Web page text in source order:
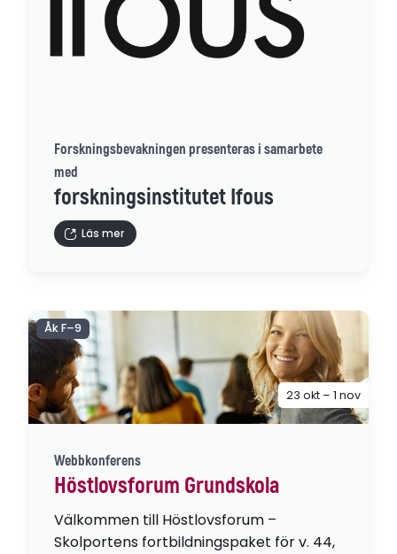
Forskningsbevakningen presenteras i samarbete
med
forskningsinstitutet Ifous
Läs mer
Webbkonferens
Höstlovsforum Grundskola
Välkommen till Höstlovsforum –
Skolportens fortbildningspaket för v. 44,
Åk F–9
23 okt – 1 nov